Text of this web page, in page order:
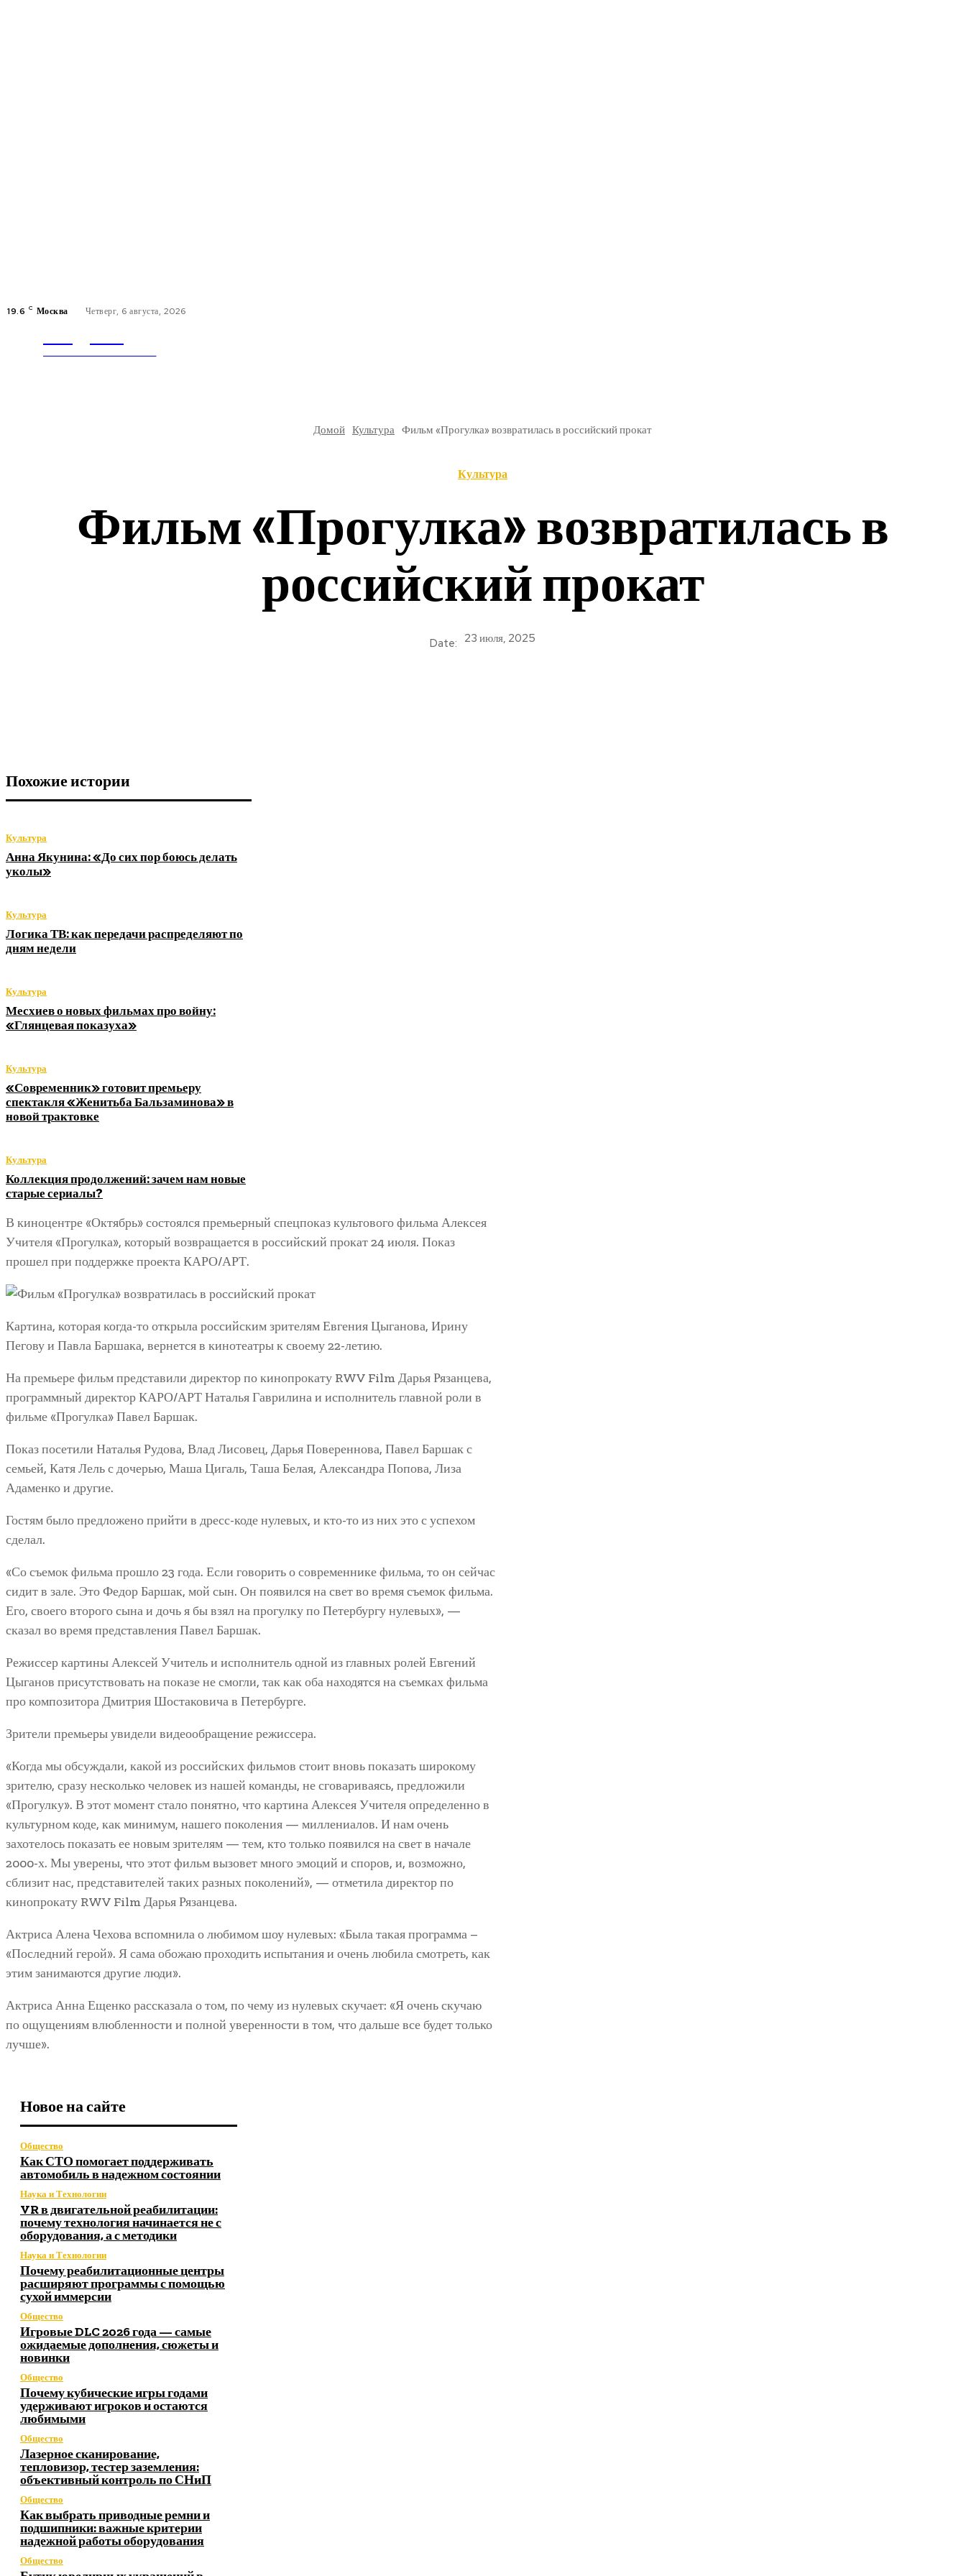
19.6 C Москва Четверг, 6 августа, 2026
Домой Культура Фильм «Прогулка» возвратилась в российский прокат
Культура
Фильм «Прогулка» возвратилась в
российский прокат
Date: 23 июля, 2025
Похожие истории
Культура
Анна Якунина: «До сих пор боюсь делать
уколы»
Культура
Логика ТВ: как передачи распределяют по
дням недели
Культура
Месхиев о новых фильмах про войну:
«Глянцевая показуха»
Культура
«Современник» готовит премьеру
спектакля «Женитьба Бальзаминова» в
новой трактовке
Культура
Коллекция продолжений: зачем нам новые
старые сериалы?
В киноцентре «Октябрь» состоялся премьерный спецпоказ культового фильма Алексея
Учителя «Прогулка», который возвращается в российский прокат 24 июля. Показ
прошел при поддержке проекта КАРО/АРТ.
Картина, которая когда-то открыла российским зрителям Евгения Цыганова, Ирину
Пегову и Павла Баршака, вернется в кинотеатры к своему 22-летию.
На премьере фильм представили директор по кинопрокату RWV Film Дарья Рязанцева,
программный директор КАРО/АРТ Наталья Гаврилина и исполнитель главной роли в
фильме «Прогулка» Павел Баршак.
Показ посетили Наталья Рудова, Влад Лисовец, Дарья Повереннова, Павел Баршак с
семьей, Катя Лель с дочерью, Маша Цигаль, Таша Белая, Александра Попова, Лиза
Адаменко и другие.
Гостям было предложено прийти в дресс-коде нулевых, и кто-то из них это с успехом
сделал.
«Со съемок фильма прошло 23 года. Если говорить о современнике фильма, то он сейчас
сидит в зале. Это Федор Баршак, мой сын. Он появился на свет во время съемок фильма.
Его, своего второго сына и дочь я бы взял на прогулку по Петербургу нулевых», —
сказал во время представления Павел Баршак.
Режиссер картины Алексей Учитель и исполнитель одной из главных ролей Евгений
Цыганов присутствовать на показе не смогли, так как оба находятся на съемках фильма
про композитора Дмитрия Шостаковича в Петербурге.
Зрители премьеры увидели видеообращение режиссера.
«Когда мы обсуждали, какой из российских фильмов стоит вновь показать широкому
зрителю, сразу несколько человек из нашей команды, не сговариваясь, предложили
«Прогулку». В этот момент стало понятно, что картина Алексея Учителя определенно в
культурном коде, как минимум, нашего поколения — миллениалов. И нам очень
захотелось показать ее новым зрителям — тем, кто только появился на свет в начале
2000-х. Мы уверены, что этот фильм вызовет много эмоций и споров, и, возможно,
сблизит нас, представителей таких разных поколений», — отметила директор по
кинопрокату RWV Film Дарья Рязанцева.
Актриса Алена Чехова вспомнила о любимом шоу нулевых: «Была такая программа –
«Последний герой». Я сама обожаю проходить испытания и очень любила смотреть, как
этим занимаются другие люди».
Актриса Анна Ещенко рассказала о том, по чему из нулевых скучает: «Я очень скучаю
по ощущениям влюбленности и полной уверенности в том, что дальше все будет только
лучше».
Новое на сайте
Общество
Как СТО помогает поддерживать
автомобиль в надежном состоянии
Наука и Технологии
VR в двигательной реабилитации:
почему технология начинается не с
оборудования, а с методики
Наука и Технологии
Почему реабилитационные центры
расширяют программы с помощью
сухой иммерсии
Общество
Игровые DLC 2026 года — самые
ожидаемые дополнения, сюжеты и
новинки
Общество
Почему кубические игры годами
удерживают игроков и остаются
любимыми
Общество
Лазерное сканирование,
тепловизор, тестер заземления:
объективный контроль по СНиП
Общество
Как выбрать приводные ремни и
подшипники: важные критерии
надежной работы оборудования
Общество